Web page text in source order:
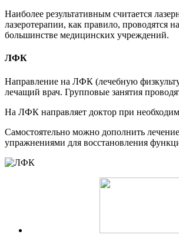
Наиболее результативным считается
лазеротерапии, как правило, проводятся
большинстве медицинских учреждений.
ЛФК
Направление на ЛФК (лечебную
лечащий врач. Групповые занятия
На ЛФК направляет доктор при
Самостоятельно можно дополнить
упражнениями для восстановления